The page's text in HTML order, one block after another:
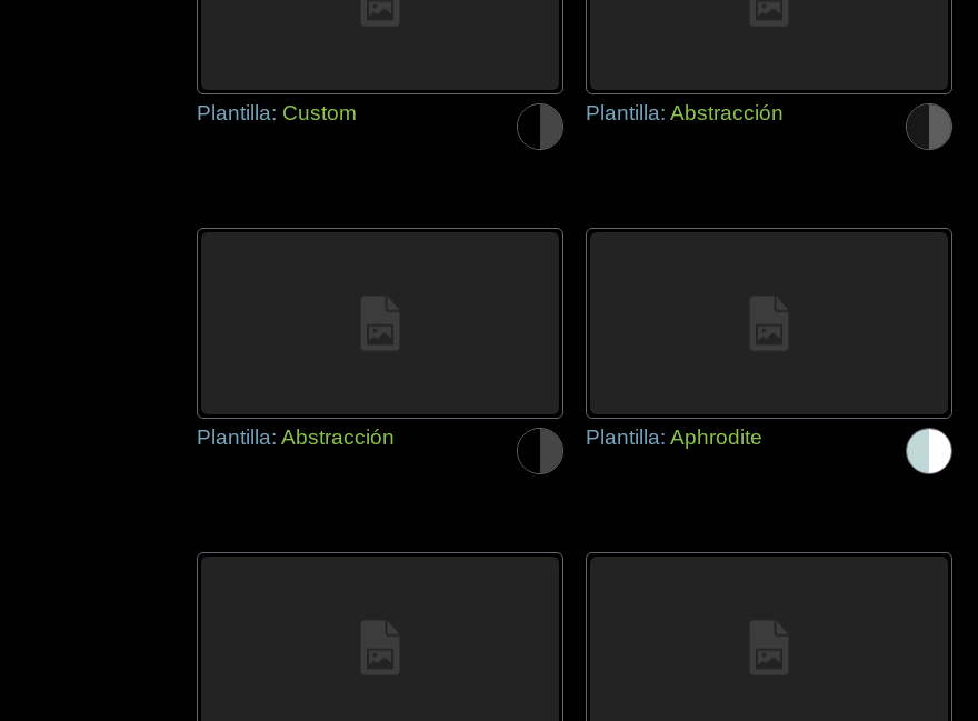
Plantilla: Custom Plantilla: Abstracción
Plantilla: Abstracción Plantilla: Aphrodite